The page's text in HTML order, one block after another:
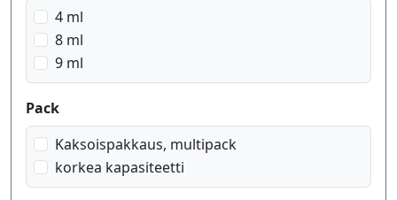
4 ml
8 ml
9 ml
Pack
Kaksoispakkaus, multipack
korkea kapasiteetti